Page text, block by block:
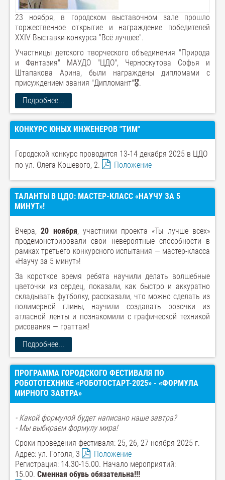
23 ноября, в городском выставочном зале прошло
торжественное открытие и награждение победителей
XXIV Выставки-конкурса "Всё лучшее".
Участницы детского творческого объединения "Природа
и Фантазия" МАУДО "ЦДО", Черноскутова Софья и
Штапакова Арина, были награждены дипломами с
присуждением звания "Дипломант"🎖.
Подробнее...
КОНКУРС ЮНЫХ ИНЖЕНЕРОВ "ТИМ"
Городской конкурс проводится 13-14 декабря 2025 в ЦДО
по ул. Олега Кошевого, 2.
Положение
ТАЛАНТЫ В ЦДО: МАСТЕР-КЛАСС «НАУЧУ ЗА 5
МИНУТ»!
Вчера,20 ноября, участники проекта «Ты лучше всех»
продемонстрировали свои невероятные способности в
рамках третьего конкурсного испытания — мастер-класса
«Научу за 5 минут»!
За короткое время ребята научили делать волшебные
цветочки из сердец, показали, как быстро и аккуратно
складывать футболку, рассказали, что можно сделать из
полимерной глины, научили создавать розочки из
атласной ленты и познакомили с графической техникой
рисования — граттаж!
Подробнее...
ПРОГРАММА ГОРОДСКОГО ФЕСТИВАЛЯ ПО
РОБОТОТЕХНИКЕ «РОБОТОСТАРТ-2025» - «ФОРМУЛА
МИРНОГО ЗАВТРА»
- Какой формулой будет написано наше завтра?
- Мы выбираем формулу мира!
Сроки проведения фестиваля: 25, 26, 27 ноября 2025 г.
Адрес: ул. Гоголя, 3
Положение
Регистрация: 14.30-15.00. Начало мероприятий:
15.00. Сменная обувь обязательна!!!